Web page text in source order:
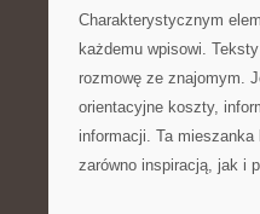
Charakterystycznym
każdemu wpisowi.
rozmowę ze znajomym.
orientacyjne koszty,
informacji. Ta
zarówno inspiracją, jak i